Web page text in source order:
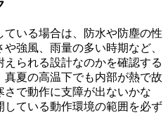
いる場合は、防水や防塵の性
強風、雨量の多い時期など、
られる設計なのかを確認する
夏の高温下でも内部が熱で故
で動作に支障が出ないかな
している動作環境の範囲を必ず